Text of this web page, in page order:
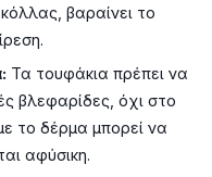
βαραίνει το
Τα τουφάκια πρέπει να
βλεφαρίδες, όχι στο
το δέρμα μπορεί να
αφύσικη.